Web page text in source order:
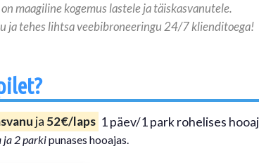
maagiline kogemus lastele ja täiskasvanutele.
ja tehes lihtsa veebibroneeringu 24/7 klienditoega!
ja 52€/laps 1 päev/1 park rohelises
ja 2 parkipunases hooajas.